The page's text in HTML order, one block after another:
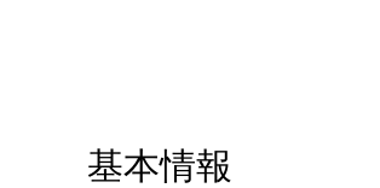
基本情報